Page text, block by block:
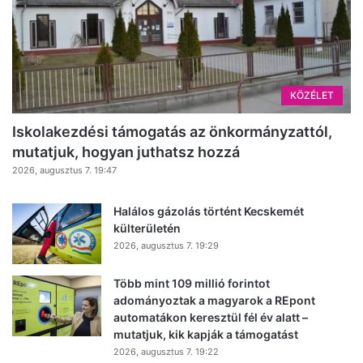
KÖZÉLET
Iskolakezdési támogatás az önkormányzattól,
mutatjuk, hogyan juthatsz hozzá
2026, augusztus 7. 19:47
Halálos gázolás történt Kecskemét
külterületén
2026, augusztus 7. 19:29
Több mint 109 millió forintot
adományoztak a magyarok a REpont
automatákon keresztül fél év alatt –
mutatjuk, kik kapják a támogatást
2026, augusztus 7. 19:22